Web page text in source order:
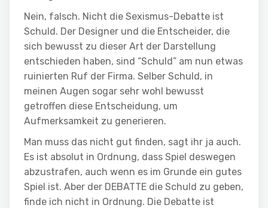
Nein, falsch. Nicht die Sexismus-Debatte ist
Schuld. Der Designer und die Entscheider, die
sich bewusst zu dieser Art der Darstellung
entschieden haben, sind “Schuld” am nun etwas
ruinierten Ruf der Firma. Selber Schuld, in
meinen Augen sogar sehr wohl bewusst
getroffen diese Entscheidung, um
Aufmerksamkeit zu generieren.
Man muss das nicht gut finden, sagt ihr ja auch.
Es ist absolut in Ordnung, dass Spiel deswegen
abzustrafen, auch wenn es im Grunde ein gutes
Spiel ist. Aber der DEBATTE die Schuld zu geben,
finde ich nicht in Ordnung. Die Debatte ist